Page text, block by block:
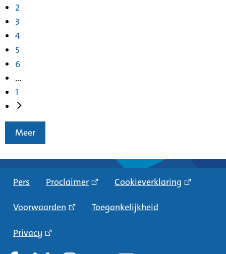
2
3
4
5
6
...
1
Meer
Pers Proclaimer Cookieverklaring
Voorwaarden Toegankelijkheid
Privacy